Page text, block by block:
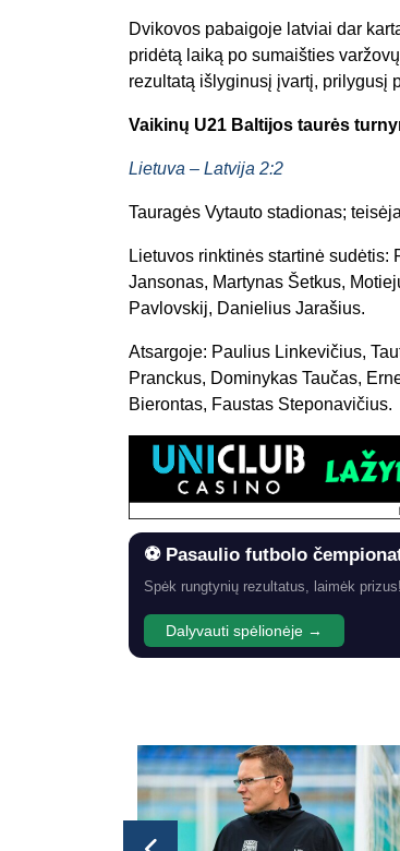
Dvikovos pabaigoje latviai dar
pridėtą laiką po sumaišties
rezultatą išlyginusį įvartį, prilygusį
Vaikinų U21 Baltijos taurės
Lietuva – Latvija 2:2
Tauragės Vytauto stadionas;
Lietuvos rinktinės startinė
Jansonas, Martynas Šetkus,
Pavlovskij, Danielius Jarašius.
Atsargoje: Paulius Linkevičius,
Pranckus, Dominykas Taučas,
Bierontas, Faustas Steponavičius.
⚽ Pasaulio futbolo
Spėk rungtynių rezultatus, laimėk
Dalyvauti spėlionėje →